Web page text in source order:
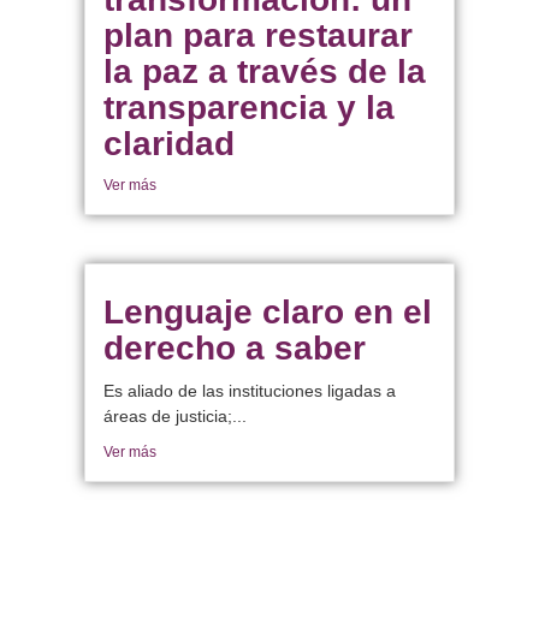
plan para restaurar
la paz a través de la
transparencia y la
claridad
Ver más
Lenguaje claro en el
derecho a saber
Es aliado de las instituciones ligadas a
áreas de justicia;...
Ver más